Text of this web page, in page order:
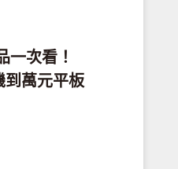
次看！
到萬元平板